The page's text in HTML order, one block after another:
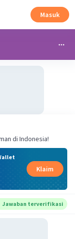
Masuk
di Indonesia!
Klaim
Jawaban terverifikasi